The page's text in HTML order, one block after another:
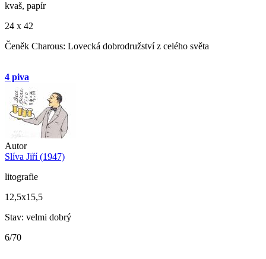
kvaš, papír
24 x 42
Čeněk Charous: Lovecká dobrodružství z celého světa
4 piva
Autor
Slíva Jiří (1947)
litografie
12,5x15,5
Stav: velmi dobrý
6/70